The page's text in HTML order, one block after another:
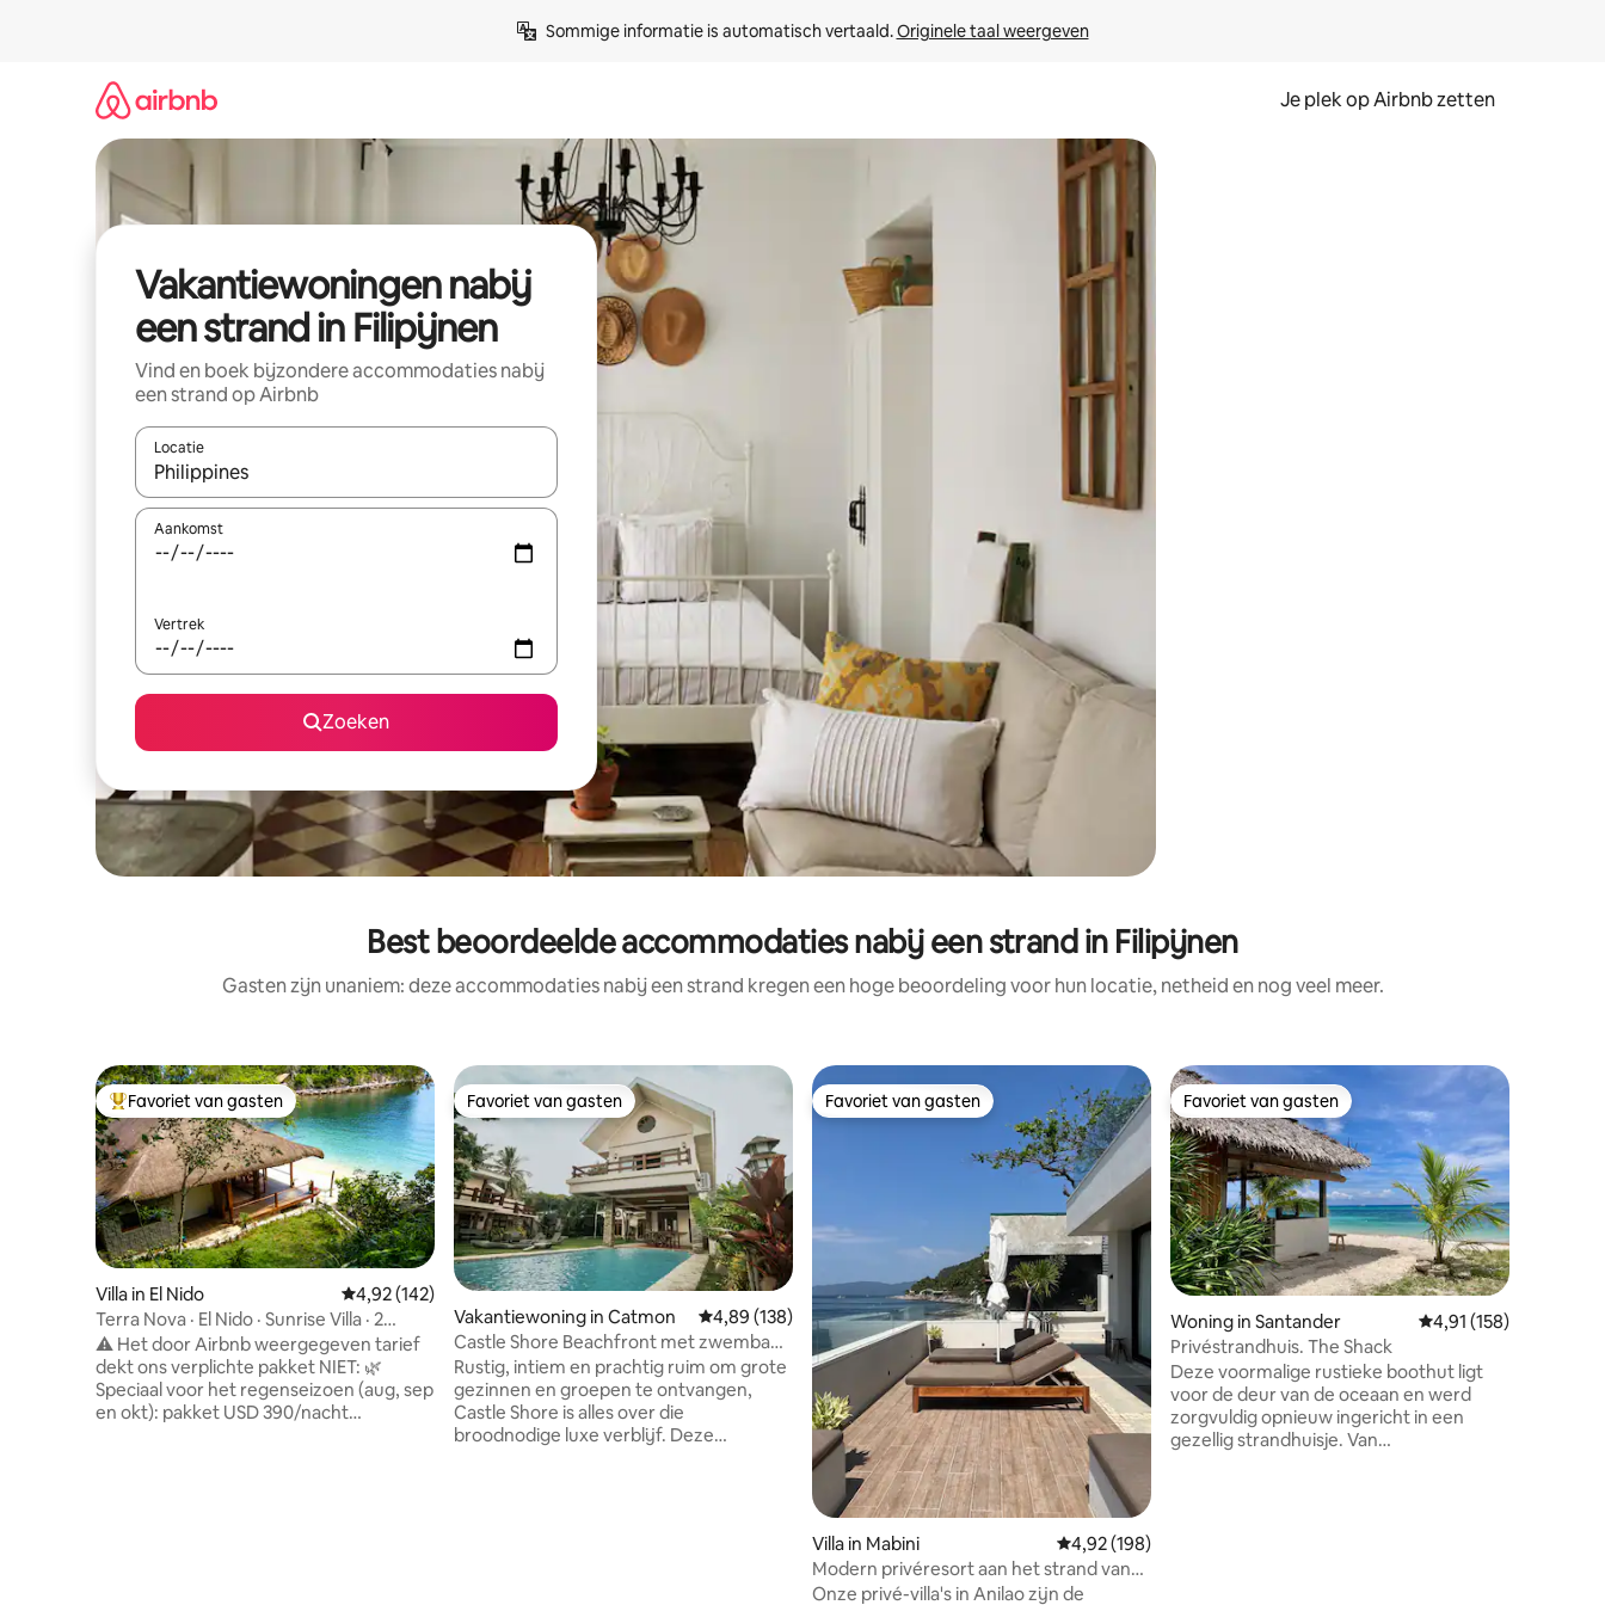
Sommige informatie is automatisch vertaald. Originele taal weergeven
Je plek op Airbnb zetten
Vakantiewoningen nabij
een strand in Filipijnen
Vind en boek bijzondere accommodaties nabij
een strand op Airbnb
Locatie
Wanneer er resultaten beschikbaar zijn, maak je een keuze met je de pijltjestoetsen omhoog en omlaag, óf door te tikken of swipen.
Aankomst
Vertrek
Zoeken
Best beoordeelde accommodaties nabij een strand in Filipijnen
Gasten zijn unaniem: deze accommodaties nabij een strand kregen een hoge beoordeling voor hun locatie, netheid en nog veel meer.
Topfavoriet van gasten
Favoriet van gasten
Villa in El Nido Gemiddelde beoordeling van 4,92 op 5, 142 recensies
4,92 (142)
Terra Nova · El Nido · Sunrise Villa · 2
slaapkamers
⚠️ Het door Airbnb weergegeven tarief
dekt ons verplichte pakket NIET: 🌿
Speciaal voor het regenseizoen (aug, sep
en okt): pakket USD 390/nacht
Favoriet van gasten
Favoriet van gasten
Vakantiewoning in Catmon Gemiddelde beoordeling van 4,89 op 5, 138 recensies
4,89 (138)
Castle Shore Beachfront met zwembad
en zoutwaterbad
Rustig, intiem en prachtig ruim om grote
gezinnen en groepen te ontvangen,
Castle Shore is alles over die
broodnodige luxe verblijf. Deze
Favoriet van gasten
Favoriet van gasten
Villa in Mabini Gemiddelde beoordeling van 4,92 op 5, 198 recensies
4,92 (198)
Modern privéresort aan het strand van
Anilao met zwembad
Onze privé-villa's in Anilao zijn de
Favoriet van gasten
Favoriet van gasten
Woning in Santander Gemiddelde
4,91 (158)
Privéstrandhuis. The Shack
Deze voormalige rustieke boothut ligt
voor de deur van de oceaan en werd
zorgvuldig opnieuw ingericht in een
gezellig strandhuisje. Van